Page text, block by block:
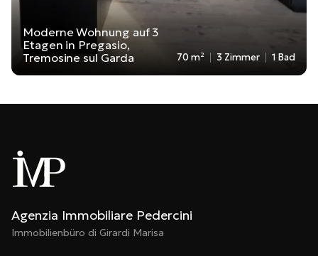
Moderne Wohnung auf 3
Etagen in Pregasio,
Tremosine sul Garda
70 m² 3 Zimmer 1 Bad
Agenzia Immobiliare Pedercini
Immobilienbüro di Girardi Marisa